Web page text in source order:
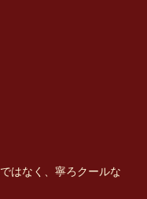
はなく、寧ろクールな